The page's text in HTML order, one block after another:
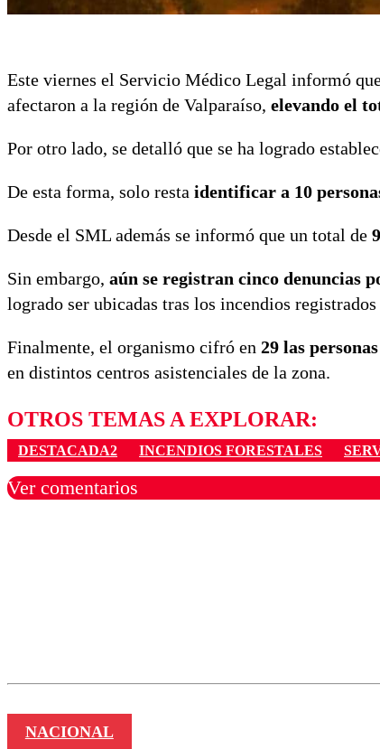
Este viernes el Servicio Médico Legal informó
afectaron a la región de Valparaíso, elevando el
Por otro lado, se detalló que se ha logrado
De esta forma, solo resta identificar a 10
Desde el SML además se informó que un total de
Sin embargo, aún se registran cinco denuncias
logrado ser ubicadas tras los incendios
Finalmente, el organismo cifró en 29 las
en distintos centros asistenciales de la zona.
OTROS TEMAS A EXPLORAR:
DESTACADA2 INCENDIOS FORESTALES
Ver comentarios
NACIONAL